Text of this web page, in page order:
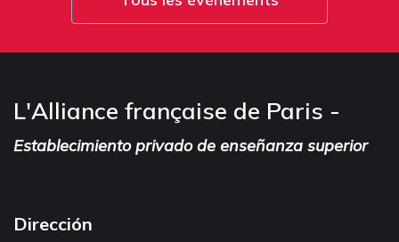
L'Alliance française de Paris -
Establecimiento privado de enseñanza superior
Dirección